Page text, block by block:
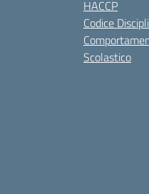
HACCP
Codice
Scolastico